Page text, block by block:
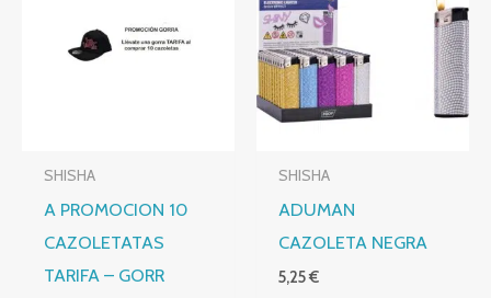
SHISHA
A PROMOCION 10
CAZOLETATAS
TARIFA – GORR
SHISHA
ADUMAN
CAZOLETA NEGRA
5,25€